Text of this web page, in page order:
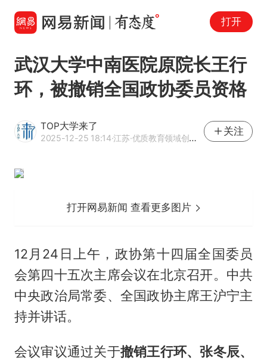
打开
武汉大学中南医院原院长王行
环，被撤销全国政协委员资格
TOP大学来了
2025-12-25 18:14·江苏·优质教育领域创作者
关注
打开网易新闻 查看更多图片
12月24日上午，政协第十四届全国委员
会第四十五次主席会议在北京召开。中共
中央政治局常委、全国政协主席王沪宁主
持并讲话。
会议审议通过关于撤销王行环、张冬辰、